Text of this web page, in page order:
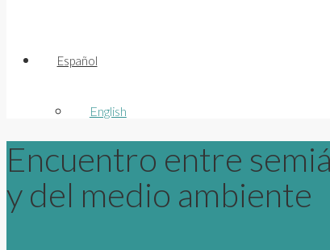
Español
English
Encuentro entre
y del medio ambiente